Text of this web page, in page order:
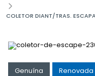
COLETOR DIANT/TRAS.
Genuína Renovada